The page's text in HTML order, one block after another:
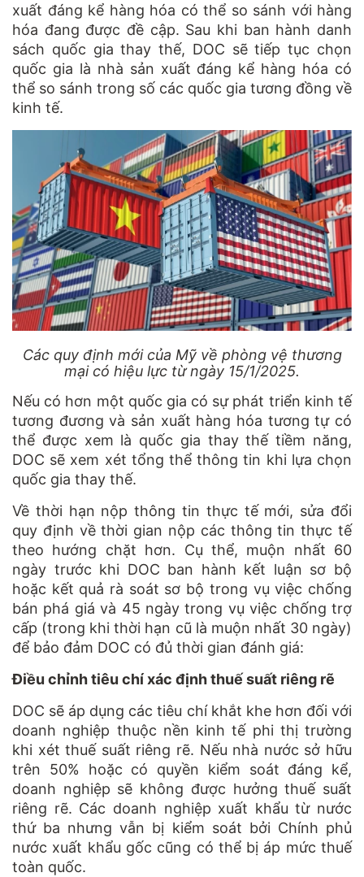
xuất đáng kể hàng hóa có thể so sánh với hàng
hóa đang được đề cập. Sau khi ban hành danh
sách quốc gia thay thế, DOC sẽ tiếp tục chọn
quốc gia là nhà sản xuất đáng kể hàng hóa có
thể so sánh trong số các quốc gia tương đồng về
kinh tế.
Các quy định mới của Mỹ về phòng vệ thương
mại có hiệu lực từ ngày 15/1/2025.
Nếu có hơn một quốc gia có sự phát triển kinh tế
tương đương và sản xuất hàng hóa tương tự có
thể được xem là quốc gia thay thế tiềm năng,
DOC sẽ xem xét tổng thể thông tin khi lựa chọn
quốc gia thay thế.
Về thời hạn nộp thông tin thực tế mới, sửa đổi
quy định về thời gian nộp các thông tin thực tế
theo hướng chặt hơn. Cụ thể, muộn nhất 60
ngày trước khi DOC ban hành kết luận sơ bộ
hoặc kết quả rà soát sơ bộ trong vụ việc chống
bán phá giá và 45 ngày trong vụ việc chống trợ
cấp (trong khi thời hạn cũ là muộn nhất 30 ngày)
để bảo đảm DOC có đủ thời gian đánh giá:
Điều chỉnh tiêu chí xác định thuế suất riêng rẽ
DOC sẽ áp dụng các tiêu chí khắt khe hơn đối với
doanh nghiệp thuộc nền kinh tế phi thị trường
khi xét thuế suất riêng rẽ. Nếu nhà nước sở hữu
trên 50% hoặc có quyền kiểm soát đáng kể,
doanh nghiệp sẽ không được hưởng thuế suất
riêng rẽ. Các doanh nghiệp xuất khẩu từ nước
thứ ba nhưng vẫn bị kiểm soát bởi Chính phủ
nước xuất khẩu gốc cũng có thể bị áp mức thuế
toàn quốc.